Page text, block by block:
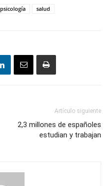
psicología salud
Artículo siguiente
2,3 millones de españoles
estudian y trabajan